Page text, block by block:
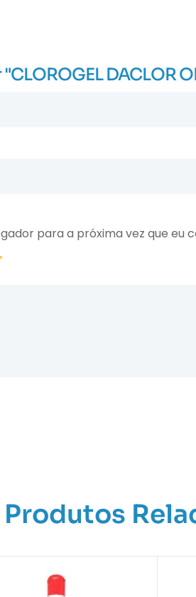
DACLOR
para a próxima vez que eu
Produtos